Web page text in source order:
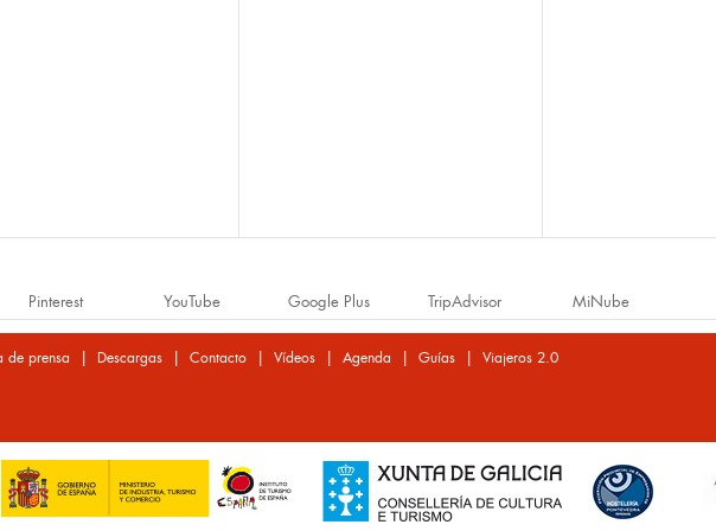
Pinterest YouTube Google Plus TripAdvisor MiNube
de prensa | Descargas| Contacto| Vídeos| Agenda | Guías| Viajeros 2.0